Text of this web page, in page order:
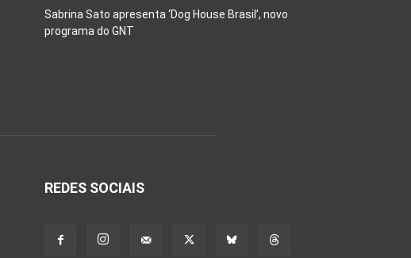
Sabrina Sato apresenta ‘Dog House Brasil’, novo
programa do GNT
REDES SOCIAIS